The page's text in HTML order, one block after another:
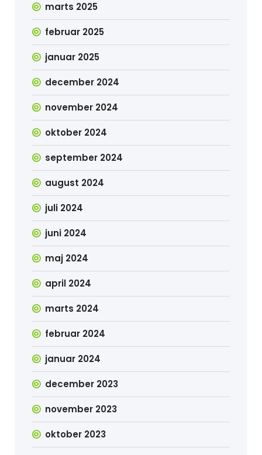
marts 2025
februar 2025
januar 2025
december 2024
november 2024
oktober 2024
september 2024
august 2024
juli 2024
juni 2024
maj 2024
april 2024
marts 2024
februar 2024
januar 2024
december 2023
november 2023
oktober 2023